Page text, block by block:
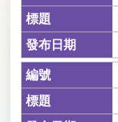
私
保
政